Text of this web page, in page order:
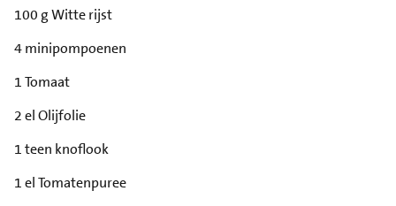
100 g Witte rijst
4 minipompoenen
1 Tomaat
2 el Olijfolie
1 teen knoflook
1 el Tomatenpuree